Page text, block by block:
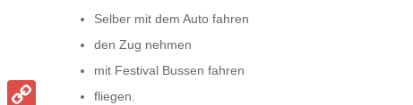
Selber mit dem Auto fahren
den Zug nehmen
mit Festival Bussen fahren
fliegen.